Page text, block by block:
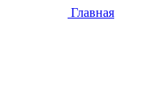
Главная